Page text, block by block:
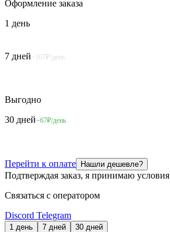
Оформление заказа
1 день
7 дней~107₽/день
Выгодно
30 дней~67₽/день
Перейти к оплате Нашли дешевле?
Подтверждая заказ, я принимаю условия
Связаться с оператором
Discord Telegram
1 день 7 дней 30 дней